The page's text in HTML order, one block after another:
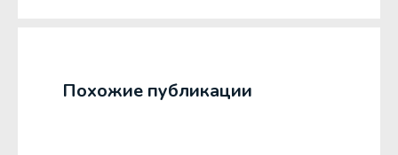
Похожие публикации